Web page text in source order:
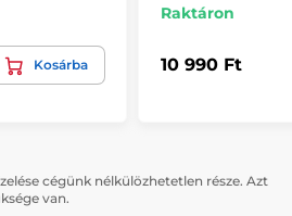
speciális sörték és a lengőajtó
Kosárba
Raktáron
10 990 Ft
cégünk nélkülözhetetlen része. Azt
van.